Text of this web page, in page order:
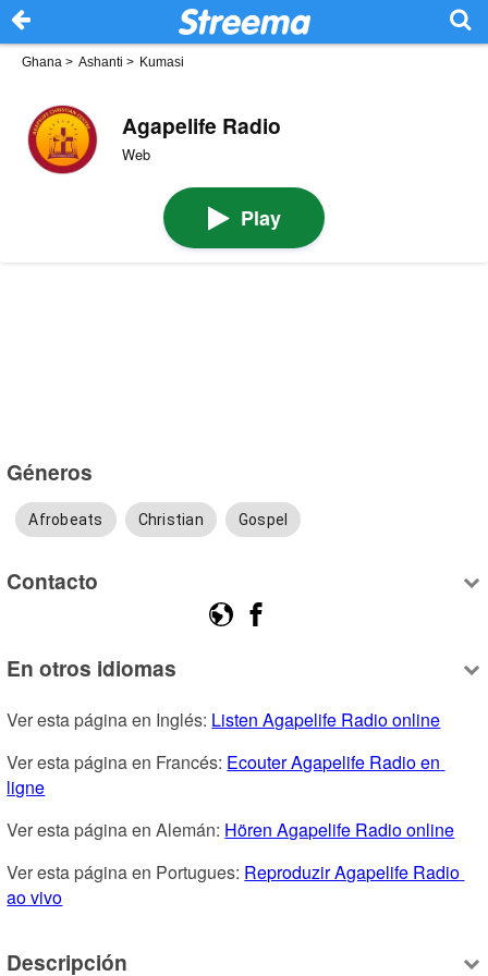
Ghana > Ashanti > Kumasi
Agapelife Radio
Web
Play
Géneros
Afrobeats Christian Gospel
Contacto
En otros idiomas
Ver esta página en Inglés: Listen Agapelife Radio online
Ver esta página en Francés: Ecouter Agapelife Radio en
ligne
Ver esta página en Alemán: Hören Agapelife Radio online
Ver esta página en Portugues: Reproduzir Agapelife Radio
ao vivo
Descripción